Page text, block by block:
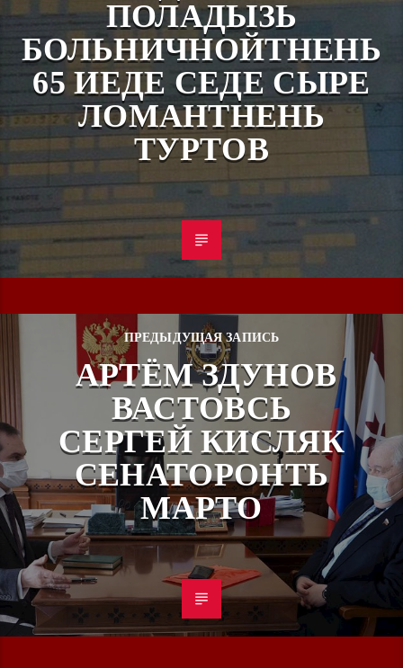
ПОЛАДЫЗЬ
БОЛЬНИЧНОЙТНЕНЬ
65 ИЕДЕ СЕДЕ СЫРЕ
ЛОМАНТНЕНЬ
ТУРТОВ
ПРЕДЫДУЩАЯ ЗАПИСЬ
АРТЁМ ЗДУНОВ
ВАСТОВСЬ
СЕРГЕЙ КИСЛЯК
СЕНАТОРОНТЬ
МАРТО